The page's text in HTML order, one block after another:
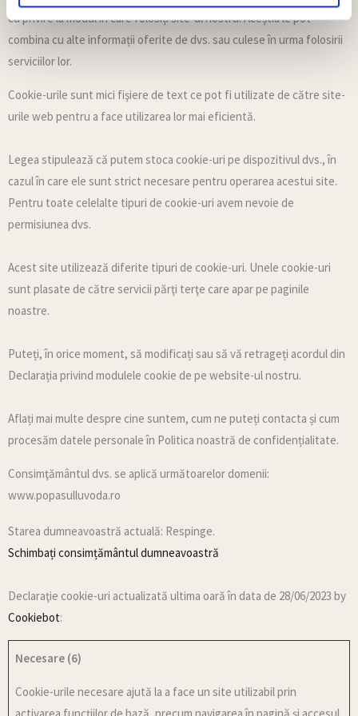
cu privire la modul în care folosiți site-ul nostru. Aceștia le pot
combina cu alte informații oferite de dvs. sau culese în urma folosirii
serviciilor lor.
Cookie-urile sunt mici fişiere de text ce pot fi utilizate de către site-
urile web pentru a face utilizarea lor mai eficientă.
Legea stipulează că putem stoca cookie-uri pe dispozitivul dvs., în
cazul în care ele sunt strict necesare pentru operarea acestui site.
Pentru toate celelalte tipuri de cookie-uri avem nevoie de
permisiunea dvs.
Acest site utilizează diferite tipuri de cookie-uri. Unele cookie-uri
sunt plasate de către servicii părţi terţe care apar pe paginile
noastre.
Puteți, în orice moment, să modificați sau să vă retrageți acordul din
Declarația privind modulele cookie de pe website-ul nostru.
Aflați mai multe despre cine suntem, cum ne puteți contacta și cum
procesăm datele personale în Politica noastră de confidențialitate.
Consimţământul dvs. se aplică următoarelor domenii:
www.popasulluvoda.ro
Starea dumneavoastră actuală: Respinge.
Schimbați consimțământul dumneavoastră
Declaraţie cookie-uri actualizată ultima oară în data de 28/06/2023 by
Cookiebot:
Necesare (6)
Cookie-urile necesare ajută la a face un site utilizabil prin
activarea funcţiilor de bază, precum navigarea în pagină şi accesul